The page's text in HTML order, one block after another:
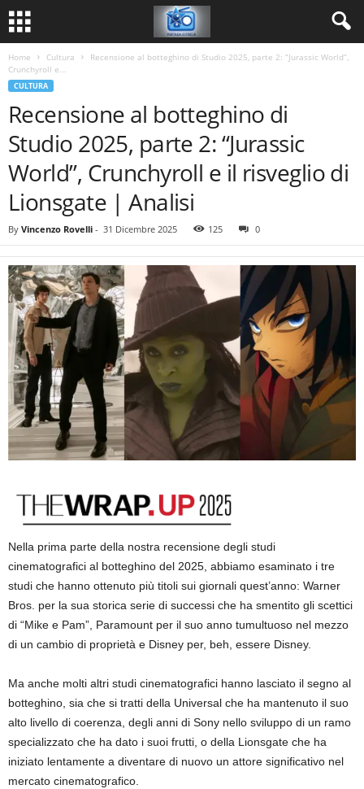
Home Cultura
Recensione al botteghino di Studio 2025, parte 2: “Jurassic World”,
Crunchyroll e...
CULTURA
Recensione al botteghino di
Studio 2025, parte 2: “Jurassic
World”, Crunchyroll e il risveglio di
Lionsgate | Analisi
By Vincenzo Rovelli - 31 Dicembre 2025 125 0
Nella prima parte della nostra recensione degli studi
cinematografici al botteghino del 2025, abbiamo esaminato i tre
studi che hanno ottenuto più titoli sui giornali quest’anno: Warner
Bros. per la sua storica serie di successi che ha smentito gli scettici
di “Mike e Pam”, Paramount per il suo anno tumultuoso nel mezzo
di un cambio di proprietà e Disney per, beh, essere Disney.
Ma anche molti altri studi cinematografici hanno lasciato il segno al
botteghino, sia che si tratti della Universal che ha mantenuto il suo
alto livello di coerenza, degli anni di Sony nello sviluppo di un ramo
specializzato che ha dato i suoi frutti, o della Lionsgate che ha
iniziato lentamente a diventare di nuovo un attore significativo nel
mercato cinematografico.